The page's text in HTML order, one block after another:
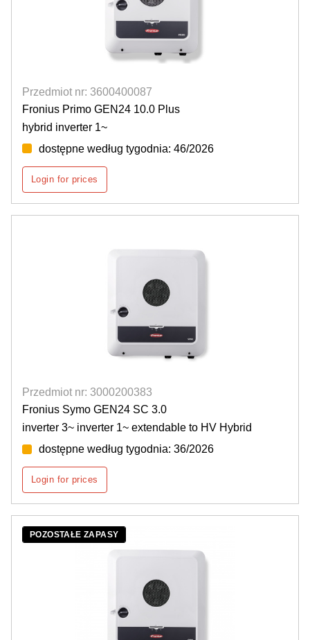
Przedmiot nr: 3600400087
Fronius Primo GEN24 10.0 Plus
hybrid inverter 1~
dostępne według tygodnia: 46/2026
Login for prices
Przedmiot nr: 3000200383
Fronius Symo GEN24 SC 3.0
inverter 3~ inverter 1~ extendable to HV Hybrid
dostępne według tygodnia: 36/2026
Login for prices
POZOSTAŁE ZAPASY